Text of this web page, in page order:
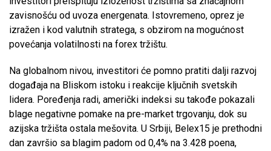
zavisnošću od uvoza energenata. Istovremeno, oprez je
izražen i kod valutnih stratega, s obzirom na mogućnost
povećanja volatilnosti na forex tržištu.
Na globalnom nivou, investitori će pomno pratiti dalji razvoj
događaja na Bliskom istoku i reakcije ključnih svetskih
lidera. Poređenja radi, američki indeksi su takođe pokazali
blage negativne pomake na pre-market trgovanju, dok su
azijska tržišta ostala mešovita. U Srbiji, Belex15 je prethodni
dan završio sa blagim padom od 0,4% na 3.428 poena,